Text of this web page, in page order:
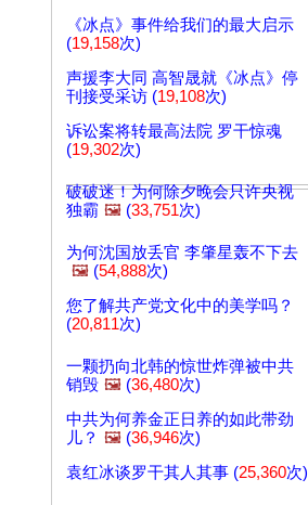
《冰点》事件给我们的最大启示
(19,158次)
声援李大同 高智晟就《冰点》停
刊接受采访 (19,108次)
诉讼案将转最高法院 罗干惊魂
(19,302次)
破破迷！为何除夕晚会只许央视
独霸 🖼️ (33,751次)
为何沈国放丢官 李肇星轰不下去
🖼️ (54,888次)
您了解共产党文化中的美学吗？
(20,811次)
一颗扔向北韩的惊世炸弹被中共
销毁 🖼️ (36,480次)
中共为何养金正日养的如此带劲
儿？ 🖼️ (36,946次)
袁红冰谈罗干其人其事 (25,360次)